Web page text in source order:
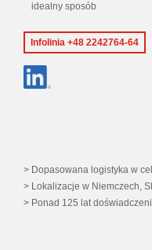
idealny sposób
Infolinia +48 2242764-64
Dopasowana logistyka w
Lokalizacje w Niemczech,
Ponad 125 lat